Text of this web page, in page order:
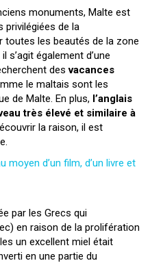
monuments, Malte est
privilégiées de la
toutes les beautés de la zone
s’agit également d’une
desvacances
le maltais sont les
de Malte. En plus, l’anglais
très élevé et similaire à
la raison, il est
moyen d’un film, d’un livre et
par les Grecs qui
en raison de la prolifération
un excellent miel était
en une partie du